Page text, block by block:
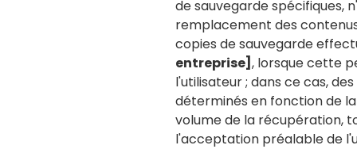
de sauvegarde spécifiques,
remplacement des
copies de sauvegarde
entreprise] , lorsque cette
l'utilisateur ; dans ce cas,
déterminés en fonction de
volume de la récupération,
l'acceptation préalable de